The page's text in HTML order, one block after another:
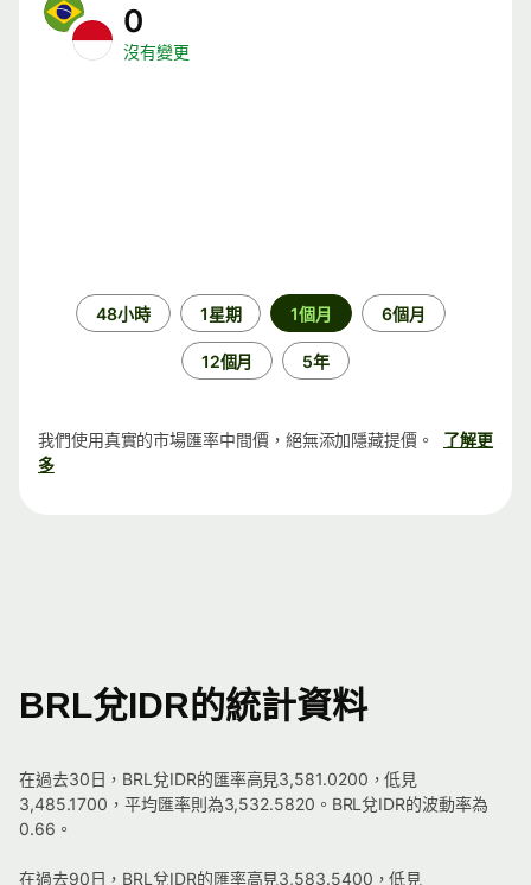
0
沒有變更
48小時 1星期 1個月 6個月
12個月 5年
我們使用真實的市場匯率中間價，絕無添加隱藏提價。
了解更
多
BRL兌IDR的統計資料
在過去30日，BRL兌IDR的匯率高見3,581.0200，低見
3,485.1700，平均匯率則為3,532.5820。BRL兌IDR的波動率為
0.66。
在過去90日，BRL兌IDR的匯率高見3,583.5400，低見